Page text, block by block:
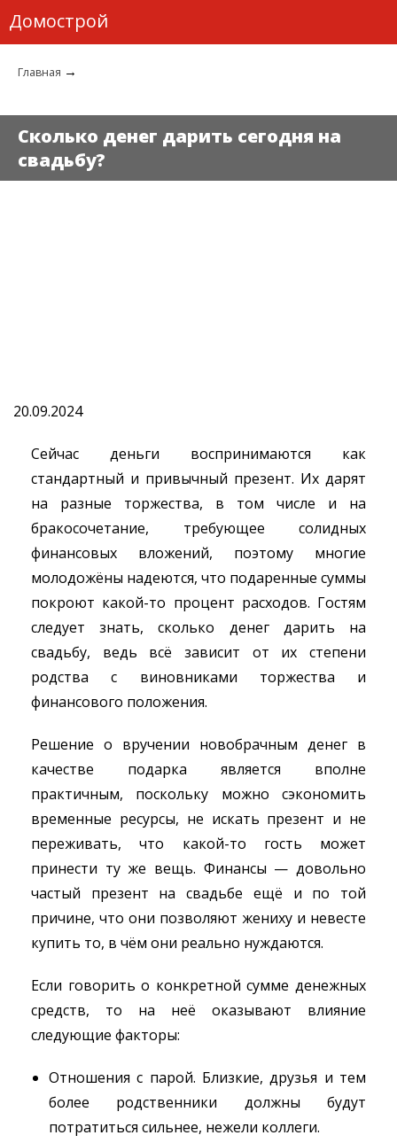
Домострой
Главная →
Сколько денег дарить сегодня на
свадьбу?
20.09.2024
Сейчас деньги воспринимаются как
стандартный и привычный презент. Их дарят
на разные торжества, в том числе и на
бракосочетание, требующее солидных
финансовых вложений, поэтому многие
молодожёны надеются, что подаренные суммы
покроют какой-то процент расходов. Гостям
следует знать, сколько денег дарить на
свадьбу, ведь всё зависит от их степени
родства с виновниками торжества и
финансового положения.
Решение о вручении новобрачным денег в
качестве подарка является вполне
практичным, поскольку можно сэкономить
временные ресурсы, не искать презент и не
переживать, что какой-то гость может
принести ту же вещь. Финансы — довольно
частый презент на свадьбе ещё и по той
причине, что они позволяют жениху и невесте
купить то, в чём они реально нуждаются.
Если говорить о конкретной сумме денежных
средств, то на неё оказывают влияние
следующие факторы:
Отношения с парой. Близкие, друзья и тем
более родственники должны будут
потратиться сильнее, нежели коллеги.